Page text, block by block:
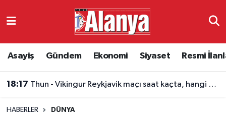
Asayiş Gündem Ekonomi Siyaset Resmi
18:17 Thun - Vikingur Reykjavik maçı saat kaçta, hangi kanalda?
HABERLER DÜNYA
Ekonomi
Antalya Namaz Vakitleri